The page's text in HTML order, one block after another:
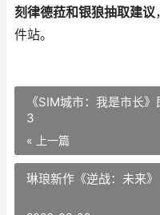
刻律德菈和银狼抽取建议
件站。
《SIM城市：我是市长
3
« 上一篇
​琳琅新作《逆战：未来》